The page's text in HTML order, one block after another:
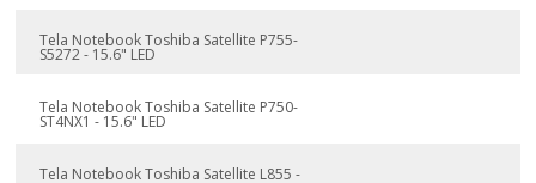
Tela Notebook Toshiba Satellite P755-
S5272 - 15.6" LED
Tela Notebook Toshiba Satellite P750-
ST4NX1 - 15.6" LED
Tela Notebook Toshiba Satellite L855 -